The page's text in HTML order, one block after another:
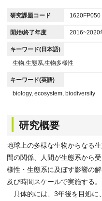
研究課題コード 1620FP050
開始/終了年度 2016~2020
キーワード(日本語)
生物,生態系,生物多様性
キーワード(英語)
biology, ecosystem, biodiversity
研究概要
地球上の多様な生物からなる
間の関係、人間が生態系から
様性・生態系に及ぼす影響の
及び時間スケールで実施する。
具体的には、3年後を目処に